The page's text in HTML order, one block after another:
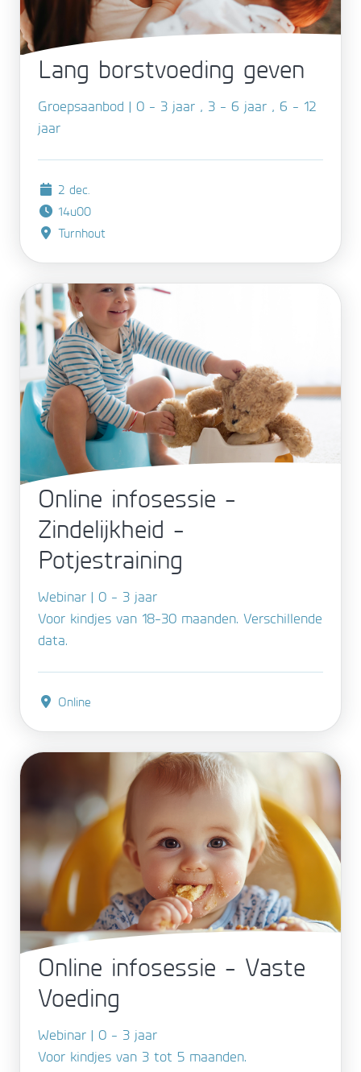
Lang borstvoeding geven
Groepsaanbod | 0 - 3 jaar , 3 - 6 jaar , 6 - 12
jaar
2 dec.
14u00
Turnhout
Online infosessie -
Zindelijkheid -
Potjestraining
Webinar | 0 - 3 jaar
Voor kindjes van 18-30 maanden. Verschillende
data.
Online
Online infosessie - Vaste
Voeding
Webinar | 0 - 3 jaar
Voor kindjes van 3 tot 5 maanden.